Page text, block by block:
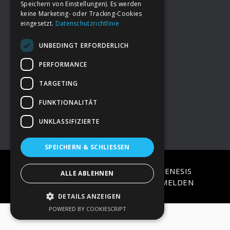
FooterDeine Spende
→ Impressum
→Kontakt zum PAO Team
COPYRIGHT © 2026 · ON
GENESIS
FRAMEWORK·WORDPRESS·ANMELDEN
Speichern von Einstellungen). Es werden
keine Marketing- oder Tracking-Cookies
eingesetzt. Datenschutzrichtlinie
UNBEDINGT ERFORDERLICH
PERFORMANCE
TARGETING
FUNKTIONALITÄT
UNKLASSIFIZIERTE
SPEICHERN & SCHLIESSEN
ALLE ABLEHNEN
DETAILS ANZEIGEN
POWERED BY COOKIESCRIPT